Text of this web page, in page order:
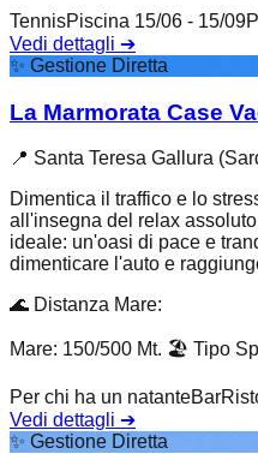
TennisPiscina 15/06 - 15/09
Vedi dettagli ➔
✨ Gestione Diretta
La Marmorata Case
📍 Santa Teresa Gallura
Dimentica il traffico e lo
all'insegna del relax
ideale: un'oasi di pace e
dimenticare l'auto e
🌊 Distanza Mare:
Mare: 150/500 Mt. 🏖️ Tipo
Per chi ha un natanteBar
Vedi dettagli ➔
✨ Gestione Diretta